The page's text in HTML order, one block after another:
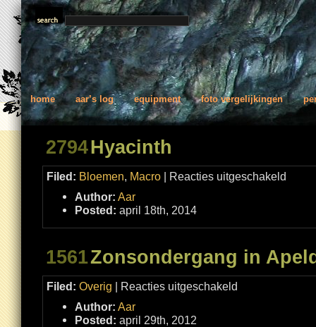
home aar’s log equipment foto vergelijkingen
2794Hyacinth
Filed: Bloemen, Macro | Reacties uitgeschakeld
Author: Aar
Posted: april 18th, 2014
1561Zonsondergang in
Filed: Overig | Reacties uitgeschakeld
Author: Aar
Posted: april 29th, 2012